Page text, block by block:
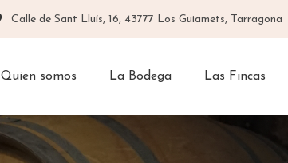
Calle de Sant Lluís, 16, 43777 Los Guiamets, Tarragona
Quien somos La Bodega Las Fincas